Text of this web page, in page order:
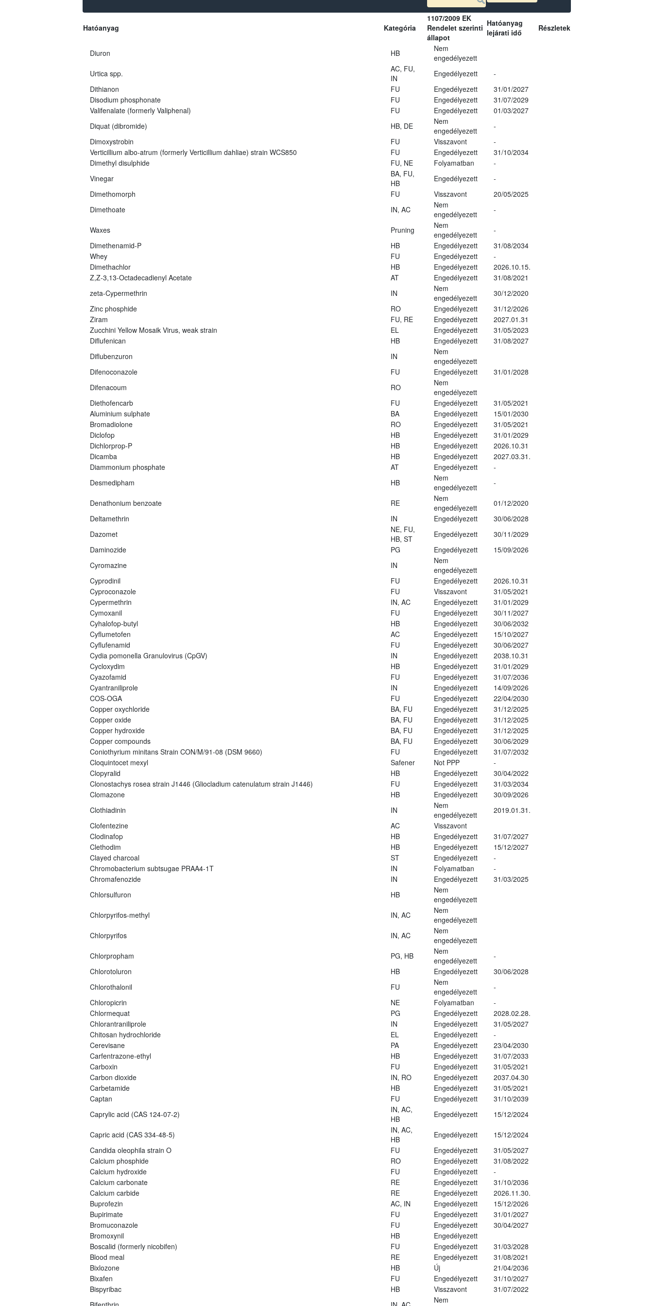
Hatóanyag Kategória
1107/2009 EK
Rendelet szerinti
állapot
Hatóanyag
lejárati idő
Részletek
Diuron HB
Nem
engedélyezett
Urtica spp.
AC, FU,
IN
Engedélyezett
-
Dithianon
FU Engedélyezett
31/01/2027
Disodium phosphonate
FU Engedélyezett
31/07/2029
Valifenalate (formerly Valiphenal)
FU Engedélyezett
01/03/2027
Diquat (dibromide)
HB, DE
Nem
engedélyezett
-
Dimoxystrobin
FU Visszavont
-
Verticillium albo-atrum (formerly Verticillium dahliae) strain WCS850
FU Engedélyezett
31/10/2034
Dimethyl disulphide
FU, NE Folyamatban
-
Vinegar
BA, FU,
HB
Engedélyezett
-
Dimethomorph
FU Visszavont
20/05/2025
Dimethoate
IN, AC
Nem
engedélyezett
-
Waxes Pruning
Nem
engedélyezett
-
Dimethenamid-P
HB Engedélyezett
31/08/2034
Whey
FU Engedélyezett
-
Dimethachlor
HB Engedélyezett
2026.10.15.
Z,Z-3,13-Octadecadienyl Acetate
AT Engedélyezett
31/08/2021
zeta-Cypermethrin
IN
Nem
engedélyezett
30/12/2020
Zinc phosphide
RO Engedélyezett
31/12/2026
Ziram
FU, RE Engedélyezett
2027.01.31
Zucchini Yellow Mosaik Virus, weak strain
EL Engedélyezett
31/05/2023
Diflufenican
HB Engedélyezett
31/08/2027
Diflubenzuron
IN
Nem
engedélyezett
Difenoconazole
FU Engedélyezett
31/01/2028
Difenacoum
RO
Nem
engedélyezett
Diethofencarb
FU Engedélyezett
31/05/2021
Aluminium sulphate
BA Engedélyezett
15/01/2030
Bromadiolone
RO Engedélyezett
31/05/2021
Diclofop
HB Engedélyezett
31/01/2029
Dichlorprop-P
HB Engedélyezett
2026.10.31
Dicamba
HB Engedélyezett
2027.03.31.
Diammonium phosphate
AT Engedélyezett
-
Desmedipham
HB
Nem
engedélyezett
-
Denathonium benzoate RE
Nem
engedélyezett
01/12/2020
Deltamethrin
IN Engedélyezett
30/06/2028
Dazomet
NE, FU,
HB, ST
Engedélyezett
30/11/2029
Daminozide
PG Engedélyezett
15/09/2026
Cyromazine
IN
Nem
engedélyezett
Cyprodinil
FU Engedélyezett
2026.10.31
Cyproconazole
FU Visszavont
31/05/2021
Cypermethrin
IN, AC Engedélyezett
31/01/2029
Cymoxanil
FU Engedélyezett
30/11/2027
Cyhalofop-butyl
HB Engedélyezett
30/06/2032
Cyflumetofen
AC Engedélyezett
15/10/2027
Cyflufenamid
FU Engedélyezett
30/06/2027
Cydia pomonella Granulovirus (CpGV)
IN Engedélyezett
2038.10.31
Cycloxydim
HB Engedélyezett
31/01/2029
Cyazofamid
FU Engedélyezett
31/07/2036
Cyantraniliprole
IN Engedélyezett
14/09/2026
COS-OGA
FU Engedélyezett
22/04/2030
Copper oxychloride
BA, FU Engedélyezett
31/12/2025
Copper oxide
BA, FU Engedélyezett
31/12/2025
Copper hydroxide
BA, FU Engedélyezett
31/12/2025
Copper compounds
BA, FU Engedélyezett
30/06/2029
Coniothyrium minitans Strain CON/M/91-08 (DSM 9660)
FU Engedélyezett
31/07/2032
Cloquintocet mexyl
Safener Not PPP
-
Clopyralid
HB Engedélyezett
30/04/2022
Clonostachys rosea strain J1446 (Gliocladium catenulatum strain J1446)
FU Engedélyezett
31/03/2034
Clomazone
HB Engedélyezett
30/09/2026
Clothiadinin
IN
Nem
engedélyezett
2019.01.31.
Clofentezine
AC
Visszavont
Clodinafop
HB Engedélyezett
31/07/2027
Clethodim
HB Engedélyezett
15/12/2027
Clayed charcoal
ST Engedélyezett
-
Chromobacterium subtsugae PRAA4-1T
IN Folyamatban
-
Chromafenozide
IN Engedélyezett
31/03/2025
Chlorsulfuron
HB
Nem
engedélyezett
Chlorpyrifos-methyl
IN, AC
Nem
engedélyezett
Chlorpyrifos
IN, AC
Nem
engedélyezett
Chlorpropham
PG, HB
Nem
engedélyezett
-
Chlorotoluron
HB Engedélyezett
30/06/2028
Chlorothalonil
FU
Nem
engedélyezett
-
Chloropicrin
NE Folyamatban
-
Chlormequat
PG Engedélyezett
2028.02.28.
Chlorantraniliprole
IN Engedélyezett
31/05/2027
Chitosan hydrochloride
EL Engedélyezett
-
Cerevisane
PA Engedélyezett
23/04/2030
Carfentrazone-ethyl
HB Engedélyezett
31/07/2033
Carboxin
FU Engedélyezett
31/05/2021
Carbon dioxide
IN, RO Engedélyezett
2037.04.30
Carbetamide
HB Engedélyezett
31/05/2021
Captan
FU Engedélyezett
31/10/2039
Caprylic acid (CAS 124-07-2)
IN, AC,
HB
Engedélyezett 15/12/2024
Capric acid (CAS 334-48-5)
IN, AC,
HB
Engedélyezett
15/12/2024
Candida oleophila strain O
FU Engedélyezett
31/05/2027
Calcium phosphide
RO Engedélyezett
31/08/2022
Calcium hydroxide
FU Engedélyezett
-
Calcium carbonate
RE Engedélyezett
31/10/2036
Calcium carbide
RE Engedélyezett
2026.11.30.
Buprofezin
AC, IN Engedélyezett
15/12/2026
Bupirimate
FU Engedélyezett
31/01/2027
Bromuconazole
FU Engedélyezett
30/04/2027
Bromoxynil
HB
Engedélyezett
Boscalid (formerly nicobifen)
FU Engedélyezett
31/03/2028
Blood meal
RE Engedélyezett
31/08/2021
Bixlozone
HB Új
21/04/2036
Bixafen
FU Engedélyezett
31/10/2027
Bispyribac
HB Visszavont
31/07/2022
Nem